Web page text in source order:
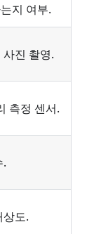
지 여부.
진 촬영.
측정 센서.
.
상도.